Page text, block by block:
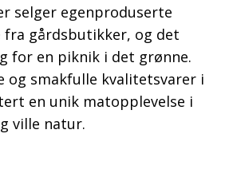
selger egenproduserte
gårdsbutikker, og det
for en piknik i det grønne.
og smakfulle kvalitetsvarer i
en unik matopplevelse i
ville natur.